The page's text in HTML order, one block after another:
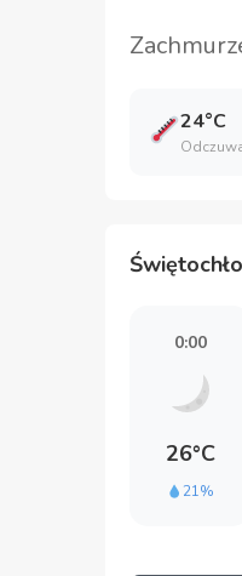
24°C
0:00
26°C
21%